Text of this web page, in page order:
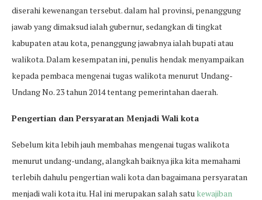
diserahi kewenangan tersebut. dalam hal provinsi, penanggung
jawab yang dimaksud ialah gubernur, sedangkan di tingkat
kabupaten atau kota, penanggung jawabnya ialah bupati atau
walikota. Dalam kesempatan ini, penulis hendak menyampaikan
kepada pembaca mengenai tugas walikota menurut Undang-
Undang No. 23 tahun 2014 tentang pemerintahan daerah.
Pengertian dan Persyaratan Menjadi Wali kota
Sebelum kita lebih jauh membahas mengenai tugas walikota
menurut undang-undang, alangkah baiknya jika kita memahami
terlebih dahulu pengertian wali kota dan bagaimana persyaratan
menjadi wali kota itu. Hal ini merupakan salah satu kewajiban